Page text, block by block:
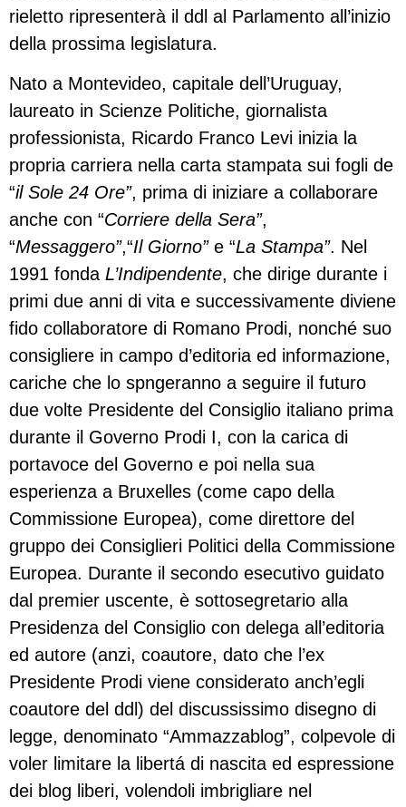
rieletto ripresenterà il ddl al Parlamento all’inizio
della prossima legislatura.
Nato a Montevideo, capitale dell’Uruguay,
laureato in Scienze Politiche, giornalista
professionista, Ricardo Franco Levi inizia la
propria carriera nella carta stampata sui fogli de
“il Sole 24 Ore”, prima di iniziare a collaborare
anche con “Corriere della Sera”,
“Messaggero”,“Il Giorno”e “La Stampa”. Nel
1991 fonda L’Indipendente, che dirige durante i
primi due anni di vita e successivamente diviene
fido collaboratore di Romano Prodi, nonché suo
consigliere in campo d’editoria ed informazione,
cariche che lo spngeranno a seguire il futuro
due volte Presidente del Consiglio italiano prima
durante il Governo Prodi I, con la carica di
portavoce del Governo e poi nella sua
esperienza a Bruxelles (come capo della
Commissione Europea), come direttore del
gruppo dei Consiglieri Politici della Commissione
Europea. Durante il secondo esecutivo guidato
dal premier uscente, è sottosegretario alla
Presidenza del Consiglio con delega all’editoria
ed autore (anzi, coautore, dato che l’ex
Presidente Prodi viene considerato anch’egli
coautore del ddl) del discussissimo disegno di
legge, denominato “Ammazzablog”, colpevole di
voler limitare la libertá di nascita ed espressione
dei blog liberi, volendoli imbrigliare nel